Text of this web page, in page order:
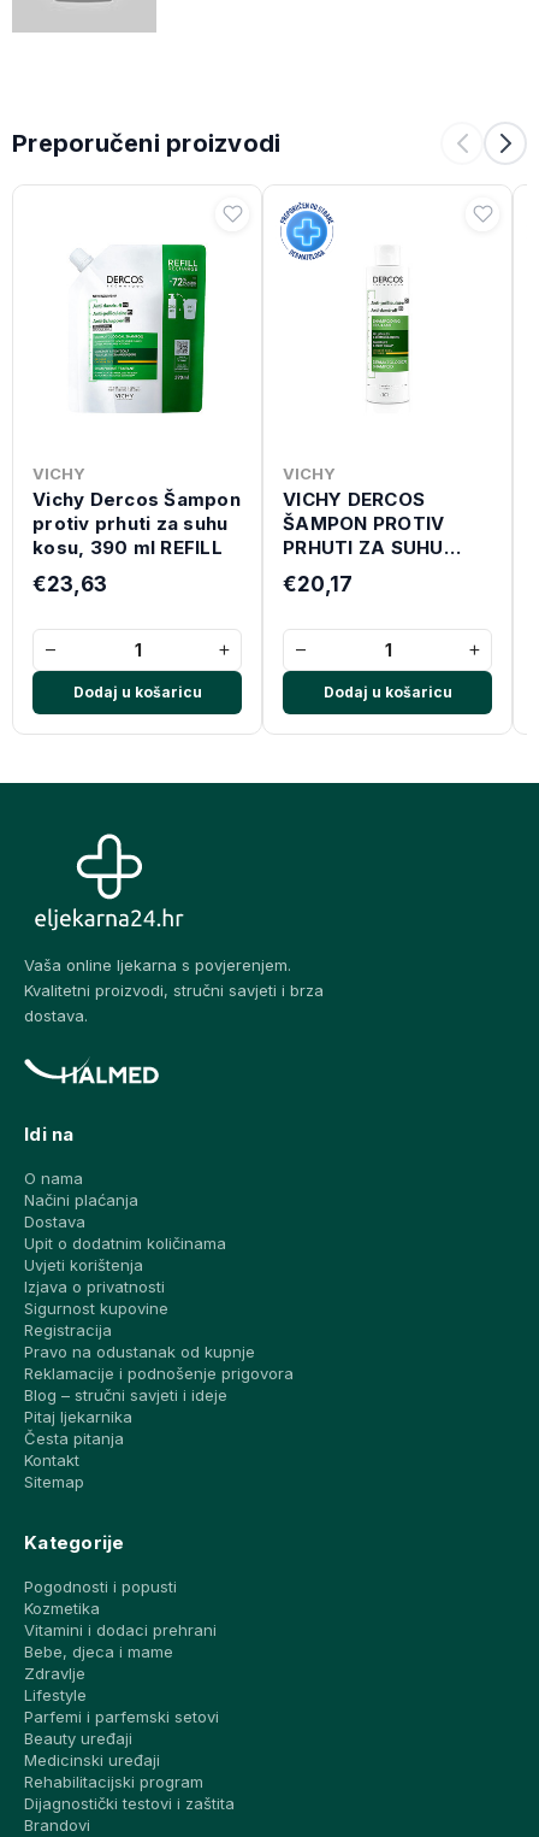
Preporučeni proizvodi
VICHY
Vichy Dercos Šampon
protiv prhuti za suhu
kosu, 390 ml REFILL
€23,63
− +
Dodaj u košaricu
VICHY
VICHY DERCOS
ŠAMPON PROTIV
PRHUTI ZA SUHU
KOSU 200 ML
€20,17
− +
Dodaj u košaricu
Vaša online ljekarna s povjerenjem.
Kvalitetni proizvodi, stručni savjeti i brza
dostava.
Idi na
O nama
Načini plaćanja
Dostava
Upit o dodatnim količinama
Uvjeti korištenja
Izjava o privatnosti
Sigurnost kupovine
Registracija
Pravo na odustanak od kupnje
Reklamacije i podnošenje prigovora
Blog – stručni savjeti i ideje
Pitaj ljekarnika
Česta pitanja
Kontakt
Sitemap
Kategorije
Pogodnosti i popusti
Kozmetika
Vitamini i dodaci prehrani
Bebe, djeca i mame
Zdravlje
Lifestyle
Parfemi i parfemski setovi
Beauty uređaji
Medicinski uređaji
Rehabilitacijski program
Dijagnostički testovi i zaštita
Brandovi